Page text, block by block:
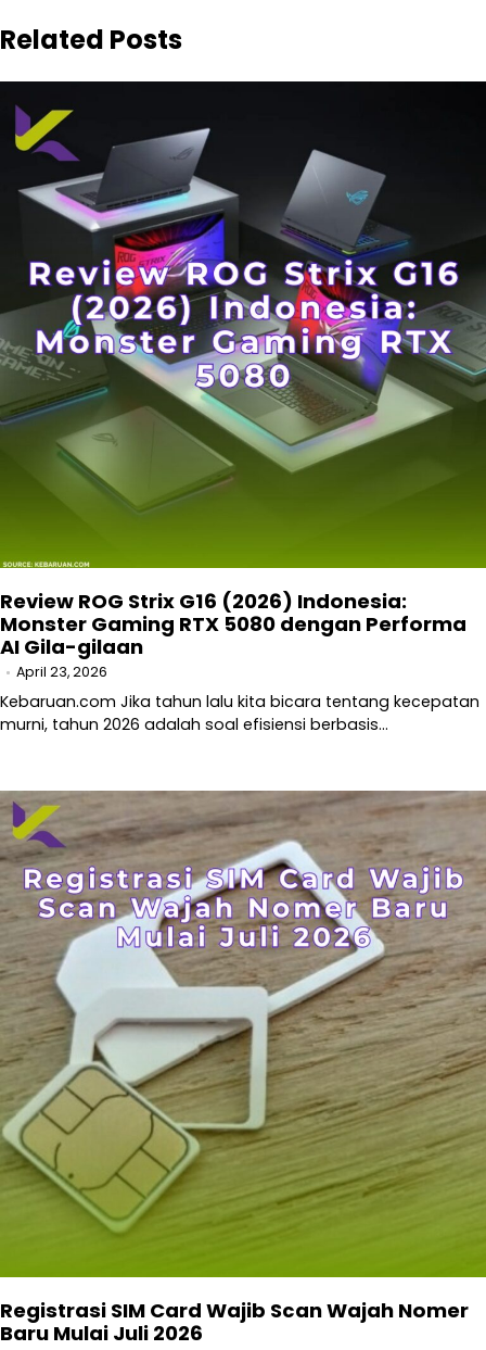
Related Posts
Review ROG Strix G16 (2026) Indonesia:
Monster Gaming RTX 5080 dengan Performa
AI Gila-gilaan
April 23, 2026
Kebaruan.com Jika tahun lalu kita bicara tentang kecepatan
murni, tahun 2026 adalah soal efisiensi berbasis…
Registrasi SIM Card Wajib Scan Wajah Nomer
Baru Mulai Juli 2026